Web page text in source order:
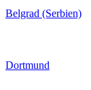
Belgrad (Serbien)
Dortmund